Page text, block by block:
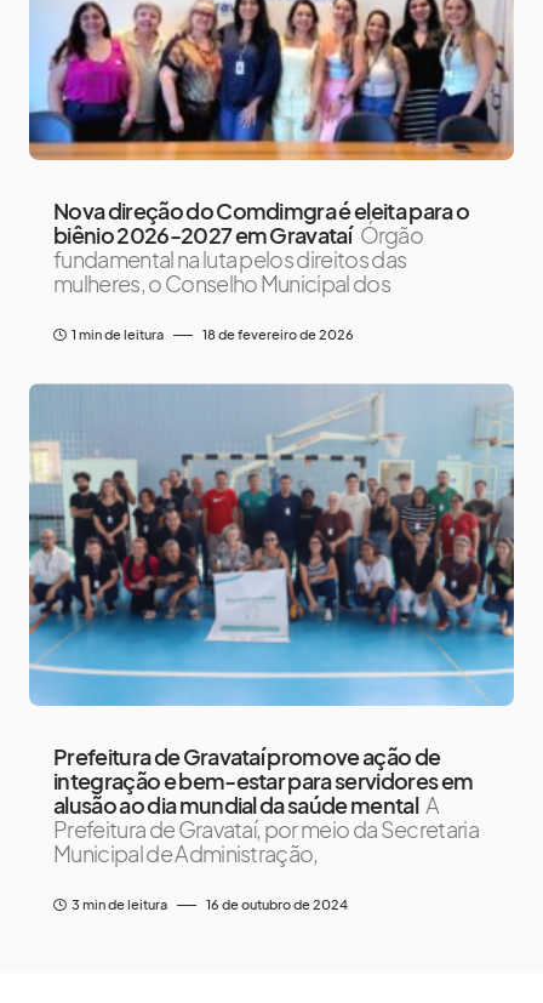
Nova direção do Comdimgra é eleita para o
biênio 2026-2027 em Gravataí Órgão
fundamental na luta pelos direitos das
mulheres, o Conselho Municipal dos
1 min de leitura 18 de fevereiro de 2026
Prefeitura de Gravataí promove ação de
integração e bem-estar para servidores em
alusão ao dia mundial da saúde mental A
Prefeitura de Gravataí, por meio da Secretaria
Municipal de Administração,
3 min de leitura 16 de outubro de 2024